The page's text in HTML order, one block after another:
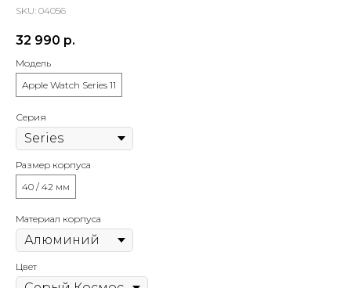
SKU: 04056
32 990 р.
Модель
Apple Watch Series 11
Серия
Размер корпуса
40 / 42 мм
Материал корпуса
Цвет